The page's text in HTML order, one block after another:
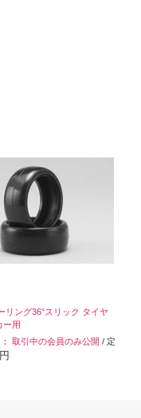
リング36°スリック タイヤ
ー用
取引中の会員のみ公開 / 定